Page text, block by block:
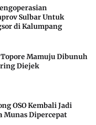
Sulbar Untuk
di Kalumpang
Mamuju Dibunuh
Diejek
OSO Kembali Jadi
Munas Dipercepat